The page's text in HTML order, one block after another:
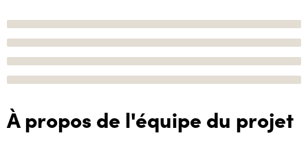
À propos de l'équipe du projet